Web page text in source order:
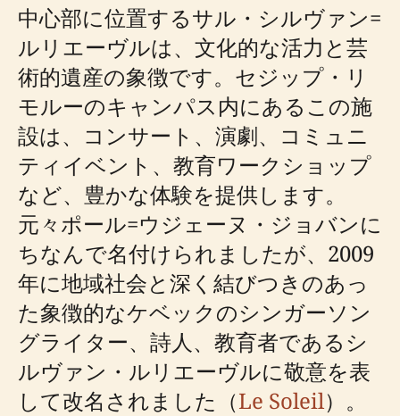
中心部に位置するサル・シルヴァン=
ルリエーヴルは、文化的な活力と芸
術的遺産の象徴です。セジップ・リ
モルーのキャンパス内にあるこの施
設は、コンサート、演劇、コミュニ
ティイベント、教育ワークショップ
など、豊かな体験を提供します。
元々ポール=ウジェーヌ・ジョバンに
ちなんで名付けられましたが、2009
年に地域社会と深く結びつきのあっ
た象徴的なケベックのシンガーソン
グライター、詩人、教育者であるシ
ルヴァン・ルリエーヴルに敬意を表
して改名されました（Le Soleil）。